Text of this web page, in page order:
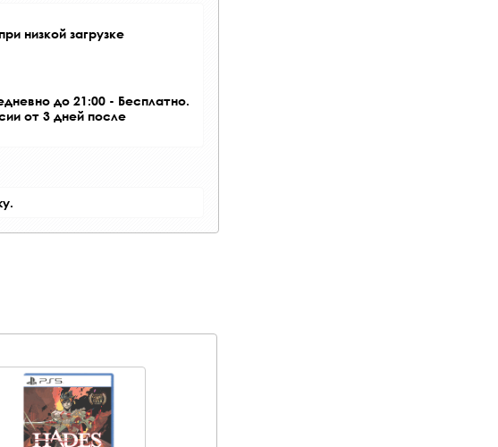
низкой загрузке
до 21:00 - Бесплатно.
от 3 дней после